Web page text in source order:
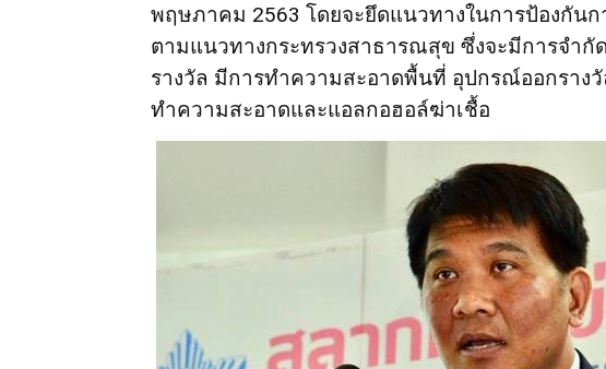
พฤษภาคม 2563 โดยจะยึดแนวทางในการป้องกัน
ตามแนวทางกระทรวงสาธารณสุข ซึ่งจะมีการจำ
รางวัล มีการทำความสะอาดพื้นที่ อุปกรณ์ออกราง
ทำความสะอาดและแอลกอฮอล์ฆ่าเชื้อ